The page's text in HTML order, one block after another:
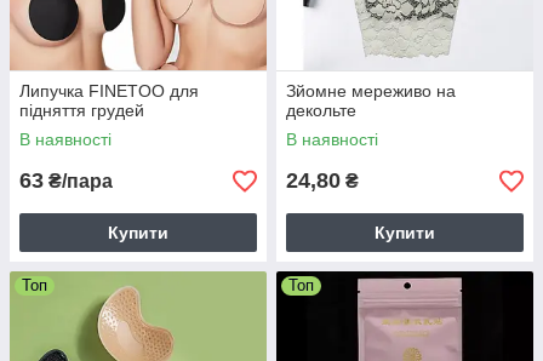
Липучка FINETOO для
підняття грудей
В наявності
63 ₴/пара
Купити
Зйомне мереживо на
декольте
В наявності
24,80 ₴
Купити
Топ Топ